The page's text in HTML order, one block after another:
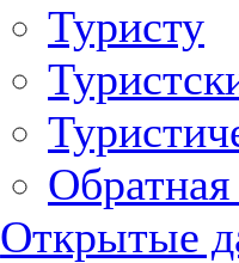
Туристу
Обратная
Открытые